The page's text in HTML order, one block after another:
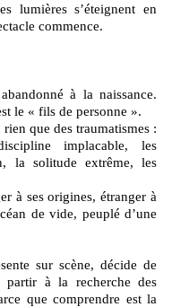
lumières s’éteignent en
commence.
à la naissance.
le « fils de personne ».
que des traumatismes :
implacable, les
la solitude extrême, les
à ses origines, étranger à
de vide, peuplé d’une
sur scène, décide de
à la recherche des
que comprendre est la